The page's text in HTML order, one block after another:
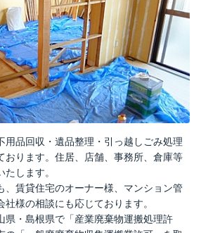
品回収・遺品整理・引っ越しごみ処理
おります。住居、店舗、事務所、倉庫等
します。
賃貸住宅のオーナー様、マンション管
様の相談にも応じております。
・島根県で「産業廃棄物運搬処理許